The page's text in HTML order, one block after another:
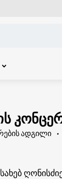
ადგილი